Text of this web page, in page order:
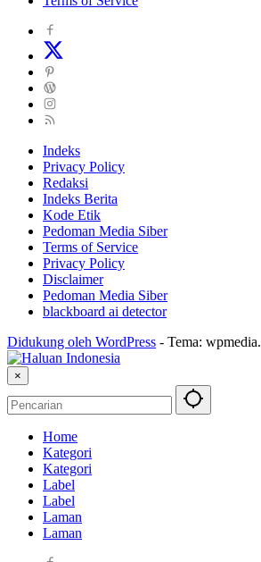
Indeks
Privacy Policy
Redaksi
Indeks Berita
Kode Etik
Pedoman Media Siber
Terms of Service
Privacy Policy
Disclaimer
Pedoman Media Siber
blackboard ai detector
Didukung oleh WordPress - Tema: wpmedia.
×
Home
Kategori
Kategori
Label
Label
Laman
Laman